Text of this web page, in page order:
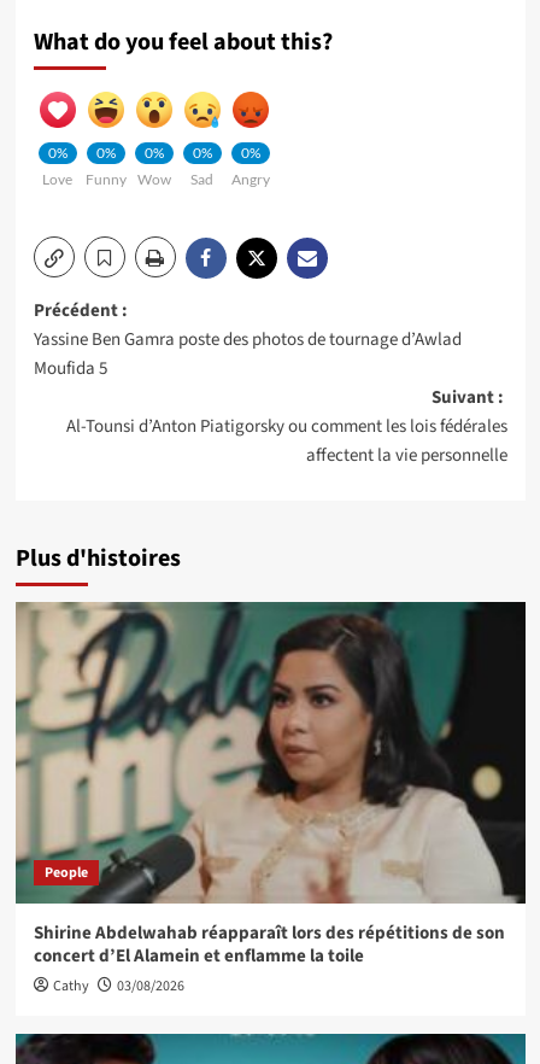
What do you feel about this?
0%
Love
0%
Funny
0%
Wow
0%
Sad
0%
Angry
Navigation
d’article
Précédent :
Yassine Ben Gamra poste des photos de tournage d’Awlad
Moufida 5
Suivant :
Al-Tounsi d’Anton Piatigorsky ou comment les lois fédérales
affectent la vie personnelle
Plus d'histoires
People
Shirine Abdelwahab réapparaît lors des répétitions de son
concert d’El Alamein et enflamme la toile
Cathy 03/08/2026